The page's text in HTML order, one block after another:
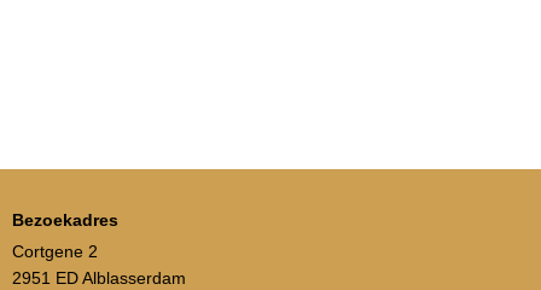
Bezoekadres
Cortgene 2
2951 ED Alblasserdam